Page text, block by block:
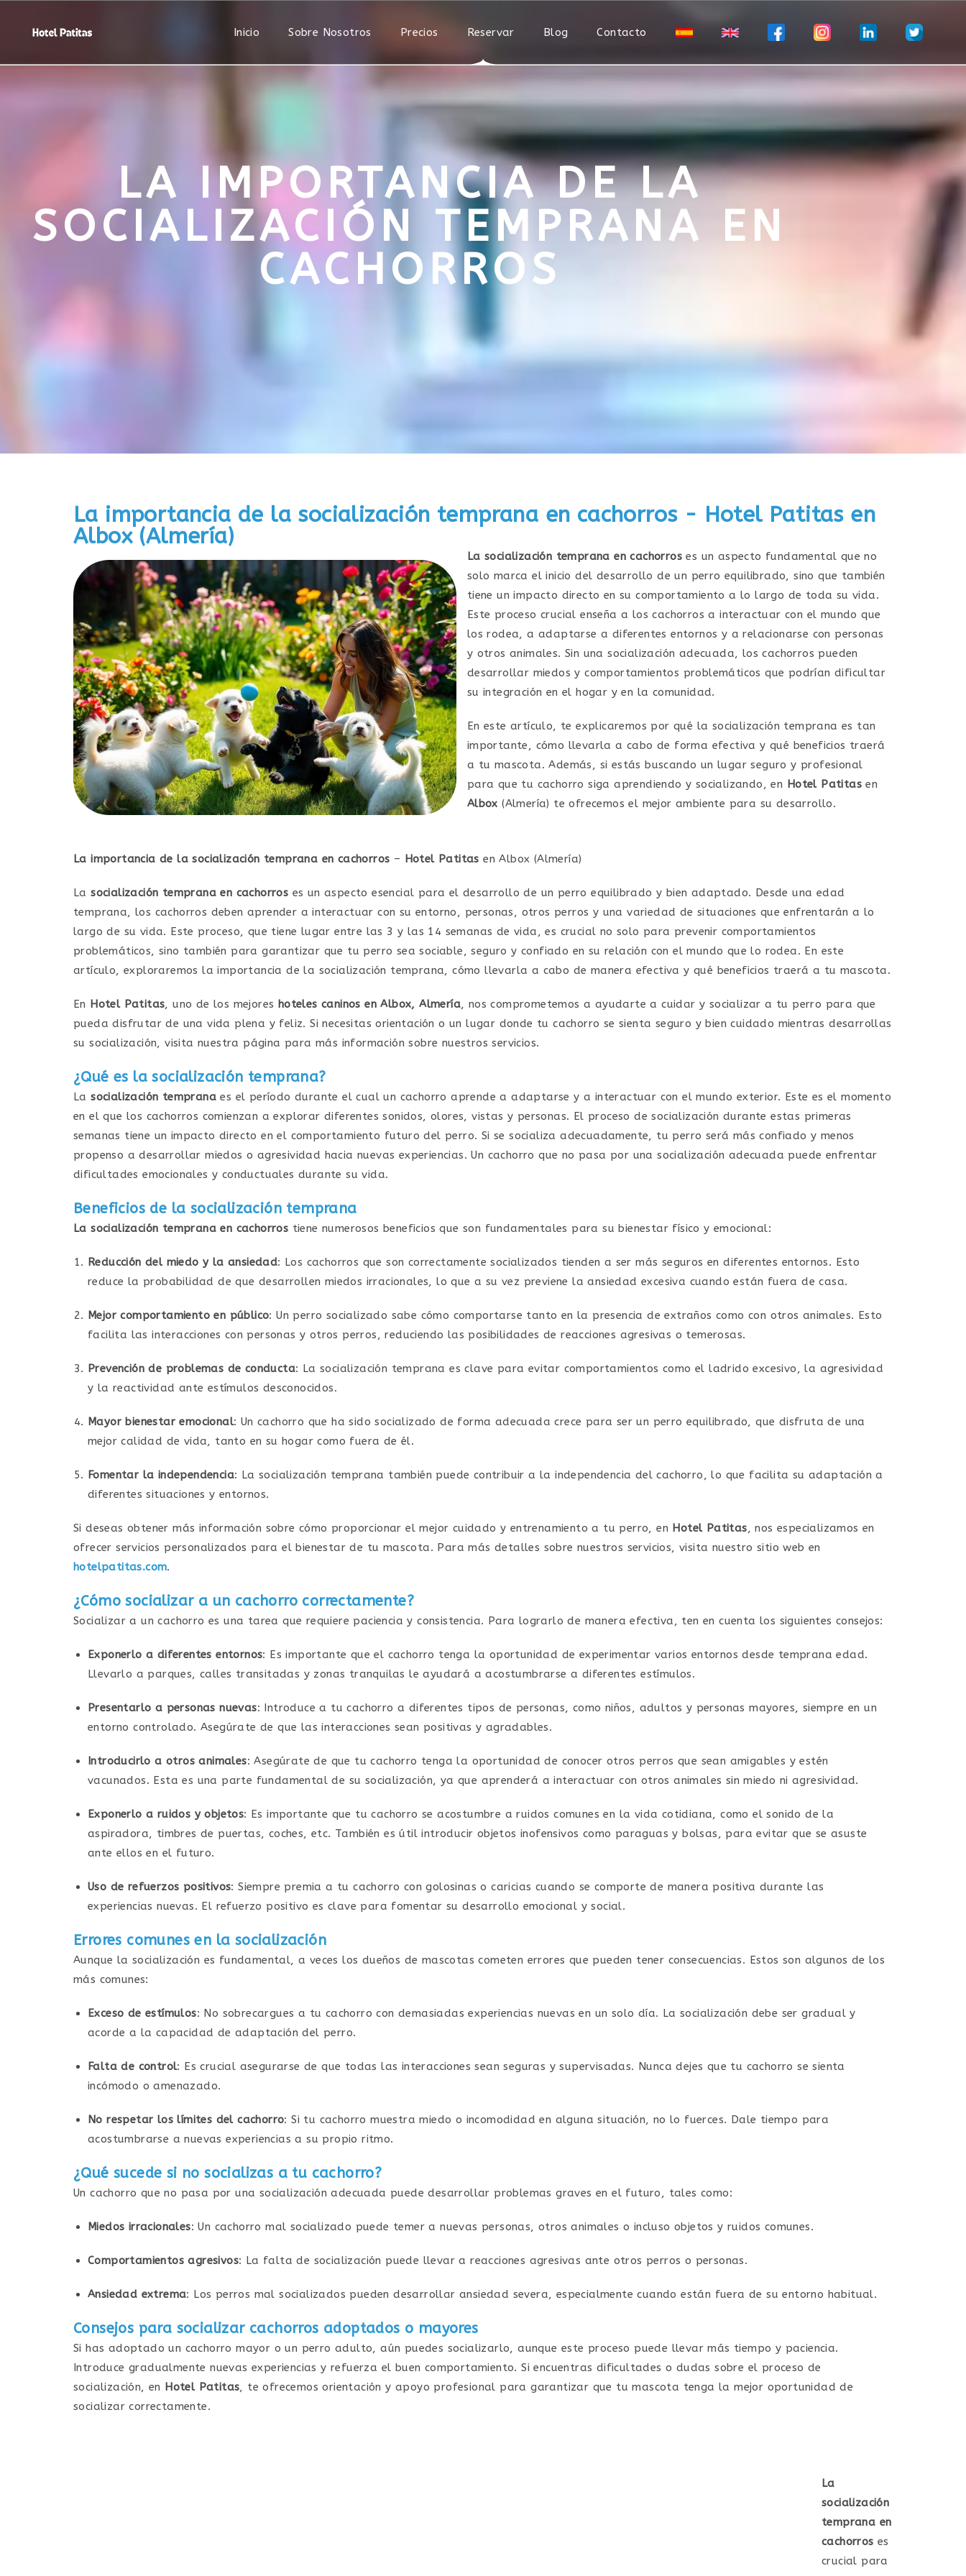
Inicio Sobre Nosotros Precios Reservar Blog Contacto
LA IMPORTANCIA DE LA
SOCIALIZACIÓN TEMPRANA EN
CACHORROS
La importancia de la socialización temprana en cachorros - Hotel Patitas en
Albox (Almería)
La socialización temprana en cachorros es un aspecto fundamental que no
solo marca el inicio del desarrollo de un perro equilibrado, sino que también
tiene un impacto directo en su comportamiento a lo largo de toda su vida.
Este proceso crucial enseña a los cachorros a interactuar con el mundo que
los rodea, a adaptarse a diferentes entornos y a relacionarse con personas
y otros animales. Sin una socialización adecuada, los cachorros pueden
desarrollar miedos y comportamientos problemáticos que podrían dificultar
su integración en el hogar y en la comunidad.
En este artículo, te explicaremos por qué la socialización temprana es tan
importante, cómo llevarla a cabo de forma efectiva y qué beneficios traerá
a tu mascota. Además, si estás buscando un lugar seguro y profesional
para que tu cachorro siga aprendiendo y socializando, en Hotel Patitasen
Albox (Almería) te ofrecemos el mejor ambiente para su desarrollo.
La importancia de la socialización temprana en cachorros – Hotel Patitas en Albox (Almería)
Lasocialización temprana en cachorros es un aspecto esencial para el desarrollo de un perro equilibrado y bien adaptado. Desde una edad
temprana, los cachorros deben aprender a interactuar con su entorno, personas, otros perros y una variedad de situaciones que enfrentarán a lo
largo de su vida. Este proceso, que tiene lugar entre las 3 y las 14 semanas de vida, es crucial no solo para prevenir comportamientos
problemáticos, sino también para garantizar que tu perro sea sociable, seguro y confiado en su relación con el mundo que lo rodea. En este
artículo, exploraremos la importancia de la socialización temprana, cómo llevarla a cabo de manera efectiva y qué beneficios traerá a tu mascota.
En Hotel Patitas, uno de los mejores hoteles caninos en Albox, Almería, nos comprometemos a ayudarte a cuidar y socializar a tu perro para que
pueda disfrutar de una vida plena y feliz. Si necesitas orientación o un lugar donde tu cachorro se sienta seguro y bien cuidado mientras desarrollas
su socialización, visita nuestra página para más información sobre nuestros servicios.
¿Qué es la socialización temprana?
Lasocialización temprana es el período durante el cual un cachorro aprende a adaptarse y a interactuar con el mundo exterior. Este es el momento
en el que los cachorros comienzan a explorar diferentes sonidos, olores, vistas y personas. El proceso de socialización durante estas primeras
semanas tiene un impacto directo en el comportamiento futuro del perro. Si se socializa adecuadamente, tu perro será más confiado y menos
propenso a desarrollar miedos o agresividad hacia nuevas experiencias. Un cachorro que no pasa por una socialización adecuada puede enfrentar
dificultades emocionales y conductuales durante su vida.
Beneficios de la socialización temprana
La socialización temprana en cachorros tiene numerosos beneficios que son fundamentales para su bienestar físico y emocional:
Reducción del miedo y la ansiedad: Los cachorros que son correctamente socializados tienden a ser más seguros en diferentes entornos. Esto
reduce la probabilidad de que desarrollen miedos irracionales, lo que a su vez previene la ansiedad excesiva cuando están fuera de casa.
Mejor comportamiento en público: Un perro socializado sabe cómo comportarse tanto en la presencia de extraños como con otros animales. Esto
facilita las interacciones con personas y otros perros, reduciendo las posibilidades de reacciones agresivas o temerosas.
Prevención de problemas de conducta: La socialización temprana es clave para evitar comportamientos como el ladrido excesivo, la agresividad
y la reactividad ante estímulos desconocidos.
Mayor bienestar emocional: Un cachorro que ha sido socializado de forma adecuada crece para ser un perro equilibrado, que disfruta de una
mejor calidad de vida, tanto en su hogar como fuera de él.
Fomentar la independencia: La socialización temprana también puede contribuir a la independencia del cachorro, lo que facilita su adaptación a
diferentes situaciones y entornos.
Si deseas obtener más información sobre cómo proporcionar el mejor cuidado y entrenamiento a tu perro, en Hotel Patitas, nos especializamos en
ofrecer servicios personalizados para el bienestar de tu mascota. Para más detalles sobre nuestros servicios, visita nuestro sitio web en
hotelpatitas.com.
¿Cómo socializar a un cachorro correctamente?
Socializar a un cachorro es una tarea que requiere paciencia y consistencia. Para lograrlo de manera efectiva, ten en cuenta los siguientes consejos:
Exponerlo a diferentes entornos: Es importante que el cachorro tenga la oportunidad de experimentar varios entornos desde temprana edad.
Llevarlo a parques, calles transitadas y zonas tranquilas le ayudará a acostumbrarse a diferentes estímulos.
Presentarlo a personas nuevas: Introduce a tu cachorro a diferentes tipos de personas, como niños, adultos y personas mayores, siempre en un
entorno controlado. Asegúrate de que las interacciones sean positivas y agradables.
Introducirlo a otros animales: Asegúrate de que tu cachorro tenga la oportunidad de conocer otros perros que sean amigables y estén
vacunados. Esta es una parte fundamental de su socialización, ya que aprenderá a interactuar con otros animales sin miedo ni agresividad.
Exponerlo a ruidos y objetos: Es importante que tu cachorro se acostumbre a ruidos comunes en la vida cotidiana, como el sonido de la
aspiradora, timbres de puertas, coches, etc. También es útil introducir objetos inofensivos como paraguas y bolsas, para evitar que se asuste
ante ellos en el futuro.
Uso de refuerzos positivos: Siempre premia a tu cachorro con golosinas o caricias cuando se comporte de manera positiva durante las
experiencias nuevas. El refuerzo positivo es clave para fomentar su desarrollo emocional y social.
Errores comunes en la socialización
Aunque la socialización es fundamental, a veces los dueños de mascotas cometen errores que pueden tener consecuencias. Estos son algunos de los
más comunes:
Exceso de estímulos: No sobrecargues a tu cachorro con demasiadas experiencias nuevas en un solo día. La socialización debe ser gradual y
acorde a la capacidad de adaptación del perro.
Falta de control: Es crucial asegurarse de que todas las interacciones sean seguras y supervisadas. Nunca dejes que tu cachorro se sienta
incómodo o amenazado.
No respetar los límites del cachorro: Si tu cachorro muestra miedo o incomodidad en alguna situación, no lo fuerces. Dale tiempo para
acostumbrarse a nuevas experiencias a su propio ritmo.
¿Qué sucede si no socializas a tu cachorro?
Un cachorro que no pasa por una socialización adecuada puede desarrollar problemas graves en el futuro, tales como:
Miedos irracionales: Un cachorro mal socializado puede temer a nuevas personas, otros animales o incluso objetos y ruidos comunes.
Comportamientos agresivos: La falta de socialización puede llevar a reacciones agresivas ante otros perros o personas.
Ansiedad extrema: Los perros mal socializados pueden desarrollar ansiedad severa, especialmente cuando están fuera de su entorno habitual.
Consejos para socializar cachorros adoptados o mayores
Si has adoptado un cachorro mayor o un perro adulto, aún puedes socializarlo, aunque este proceso puede llevar más tiempo y paciencia.
Introduce gradualmente nuevas experiencias y refuerza el buen comportamiento. Si encuentras dificultades o dudas sobre el proceso de
socialización, en Hotel Patitas, te ofrecemos orientación y apoyo profesional para garantizar que tu mascota tenga la mejor oportunidad de
socializar correctamente.
La
socialización
temprana en
cachorros es
crucial para